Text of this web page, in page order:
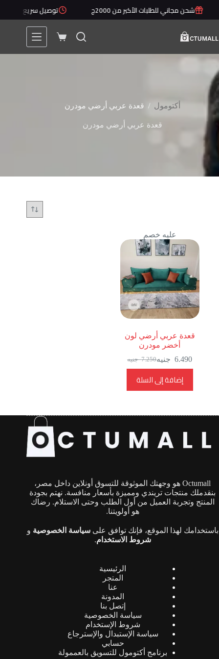
التجاوزشحن مجاني للطلبات الأكبر من 2000ج توصيل سريع خلال 1 - 5 أيام
عربة
أكتومول / قعدة عربي أرضي مودرن
قعدة عربي أرضي مودرن
عليه خصم
قعدة عربي أرضي لون
أخضر مودرن
7.250 جنيه السعر
هو:
7.250
6.490 جنيهالسعر
هو:
6.490
إضافة إلى السلة
Octumall هو وجهتك الموثوقة للتسوق أونلاين داخل مصر،
بنقدملك منتجات تريندي ومميزة بأسعار منافسة. نهتم بجودة
المنتج وتجربة العميل من أول الطلب وحتى الاستلام. رضاك
هو أولويتنا.
باستخدامك لهذا الموقع، فإنك توافق علىسياسة الخصوصية و
شروط الاستخدام.
الرئيسية
المتجر
عنا
المدونة
إتصل بنا
سياسة الخصوصية
شروط الإستخدام
سياسة الإستبدال والإسترجاع
حسابي
برنامج أكتومول للتسويق بالعممولة